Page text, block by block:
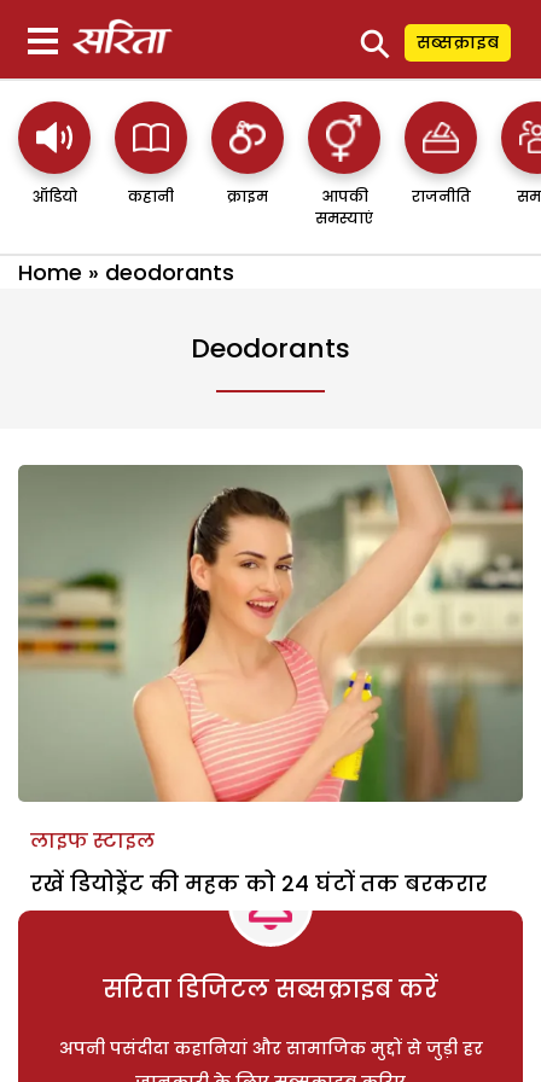
⚲ सब्सक्राइब
ऑडियो कहानी क्राइम
आपकी
समस्याएं
राजनीति
Home » deodorants
Deodorants
लाइफ स्टाइल
रखें डियोड्रेंट की महक को 24 घंटों तक बरकरार
सरिता डिजिटल सब्सक्राइब करें
अपनी पसंदीदा कहानियां और सामाजिक मुद्दों से जुड़ी हर